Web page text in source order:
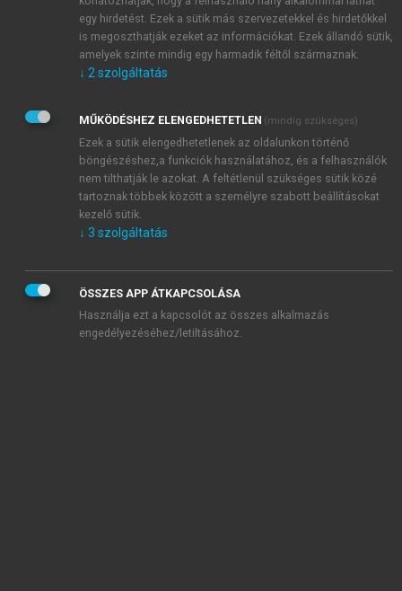
Kérek értesítést a MeRSZ újdonságairól, akcióiról.
Kérek értesítést az Akadémiai Kiadó Zrt. újdonságairól,
Adatkezelési tájékoztatóbanfoglaltakat tudomásul
veszem és elfogadom.
Általános vásárlási feltételeket, valamint a szotar.netés a
mersz.huoldalak licencszerződéseiben foglaltakat
tudomásul veszem és elfogadom.
KIPRÓBÁLOM
egy hirdetést. Ezek a sütik más szervezetekkel és hirdetőkkel
is megoszthatják ezeket az információkat. Ezek állandó sütik,
amelyek szinte mindig egy harmadik féltől származnak.
↓ 2 szolgáltatás
MŰKÖDÉSHEZ ELENGEDHETETLEN (mindig szükséges)
Ezek a sütik elengedhetetlenek az oldalunkon történő
böngészéshez,a funkciók használatához, és a felhasználók
nem tilthatják le azokat. A feltétlenül szükséges sütik közé
tartoznak többek között a személyre szabott beállításokat
kezelő sütik.
↓ 3 szolgáltatás
ÖSSZES APP ÁTKAPCSOLÁSA
Használja ezt a kapcsolót az összes alkalmazás
engedélyezéséhez/letiltásához.